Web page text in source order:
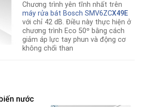
Chương trình yên tĩnh nhất trên
máy rửa bát Bosch SMV6ZCX49E
với chỉ 42 dB. Điều này thực hiện ở
chương trình Eco 50º bằng cách
giảm áp lực tay phun và động cơ
không chổi than
nước